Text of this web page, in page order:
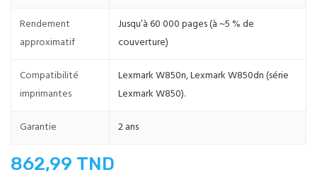
Rendement
approximatif
Jusqu’à 60 000 pages (à ~5 % de
couverture)
Compatibilité
imprimantes
Lexmark W850n, Lexmark W850dn (série
Lexmark W850).
Garantie 2 ans
862,99 TND